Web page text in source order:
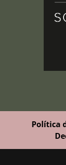
Política